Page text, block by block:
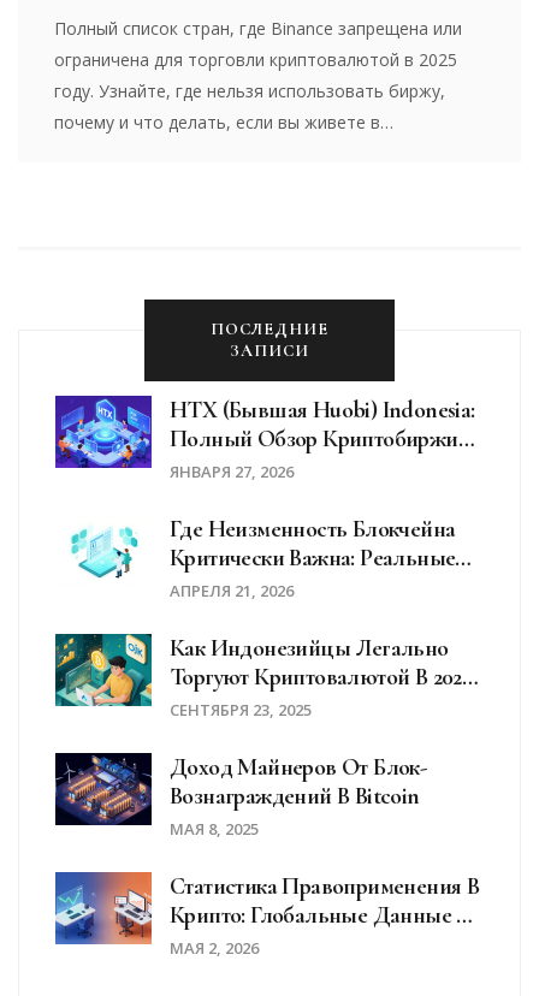
Полный список стран, где Binance запрещена или
ограничена для торговли криптовалютой в 2025
году. Узнайте, где нельзя использовать биржу,
почему и что делать, если вы живете в
ПОСЛЕДНИЕ
ЗАПИСИ
HTX (бывшая Huobi) Indonesia:
Полный Обзор Криптобиржи
Для Пользователей Из
ЯНВАРЯ 27, 2026
Где Неизменность Блокчейна
Критически Важна: Реальные
Примеры И Кейсы
АПРЕЛЯ 21, 2026
Как Индонезийцы Легально
Торгуют Криптовалютой В 2025
Году
СЕНТЯБРЯ 23, 2025
Доход Майнеров От Блок-
Вознаграждений В Bitcoin
МАЯ 8, 2025
Статистика Правоприменения В
Крипто: Глобальные Данные И
Тенденции 2024-2025 Годов
МАЯ 2, 2026